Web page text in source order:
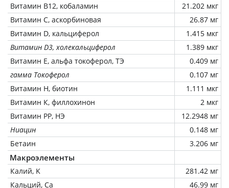
Витамин В12, кобаламин
21.202 мкг
Витамин C, аскорбиновая
26.87 мг
Витамин D, кальциферол
1.415 мкг
Витамин D3, холекальциферол
1.389 мкг
Витамин Е, альфа токоферол, ТЭ
0.409 мг
гамма Токоферол
0.107 мг
Витамин Н, биотин
1.111 мкг
Витамин К, филлохинон
2 мкг
Витамин РР, НЭ
12.2948 мг
Ниацин
0.148 мг
Бетаин
3.206 мг
Макроэлементы
Калий, K
281.42 мг
Кальций, Ca
46.99 мг